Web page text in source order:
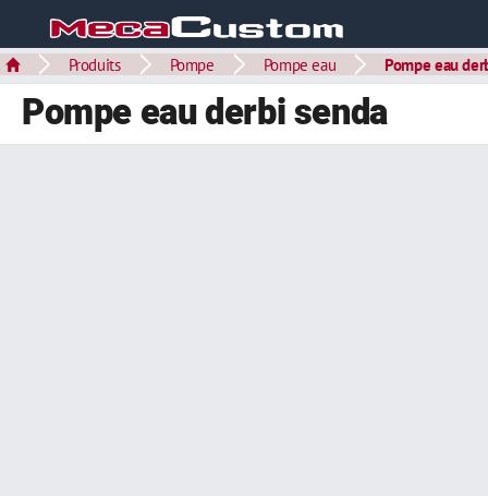
Produits Pompe Pompe eau Pompe eau
Pompe eau derbi senda